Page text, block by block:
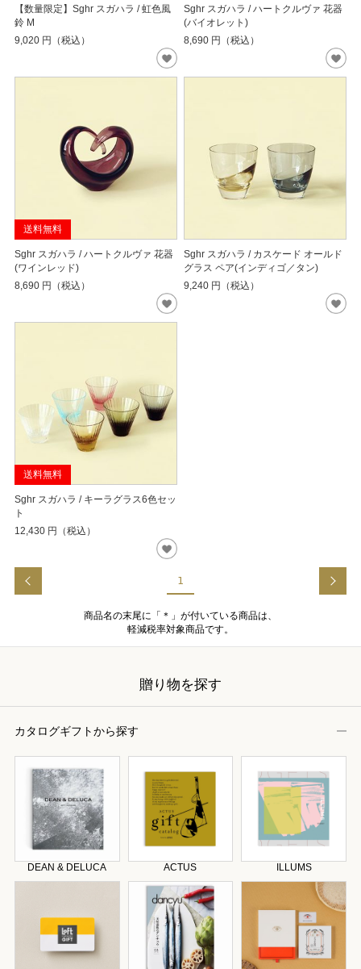
【数量限定】Sghr スガハラ / 虹色風
鈴 M
9,020 円（税込）
Sghr スガハラ / ハートクルヴァ 花器
(バイオレット)
8,690 円（税込）
送料無料
Sghr スガハラ / ハートクルヴァ 花器
(ワインレッド)
8,690 円（税込）
Sghr スガハラ / カスケード オールド
グラス ペア(インディゴ／タン)
9,240 円（税込）
送料無料
Sghr スガハラ / キーラグラス6色セッ
ト
12,430 円（税込）
1
商品名の末尾に「＊」が付いている商品は、
軽減税率対象商品です。
贈り物を探す
カタログギフトから探す
DEAN & DELUCA ACTUS ILLUMS